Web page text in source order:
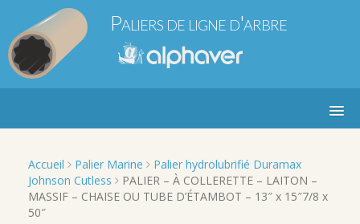
Paliers de ligne d'arbre
Alphaver Marine et Industrie
Accueil Palier Marine
Palier hydrolubrifié Duramax
Johnson Cutless
PALIER – À COLLERETTE – LAITON –
MASSIF – CHAISE OU TUBE D’ÉTAMBOT – 13″ x 15″7/8 x
50″